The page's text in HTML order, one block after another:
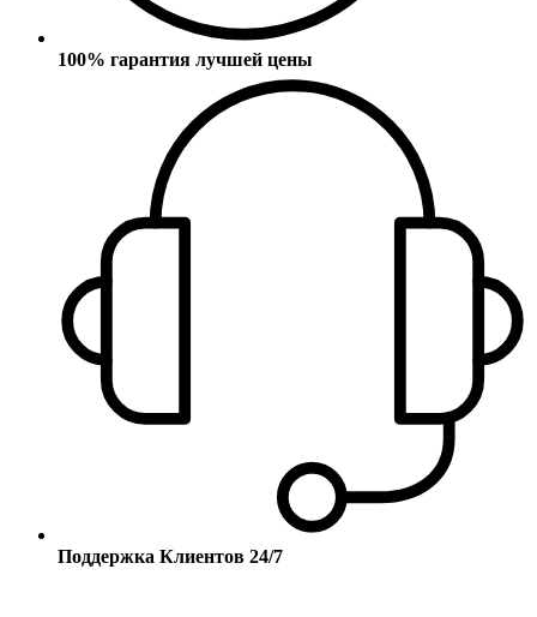
100% гарантия лучшей цены
Поддержка Клиентов 24/7